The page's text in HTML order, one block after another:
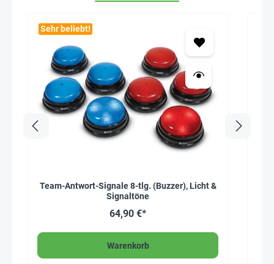
Sehr beliebt!
Team-Antwort-Signale 8-tlg. (Buzzer), Licht &
Signaltöne
64,90 €*
Warenkorb